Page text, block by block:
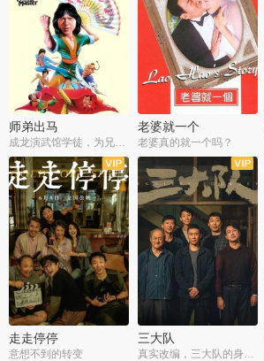
师弟出马
成龙演武馆学徒，为兄搏命战黑道
老婆就一个
老婆真的就一个吗？
走走停停
意想不到的转变
三大队